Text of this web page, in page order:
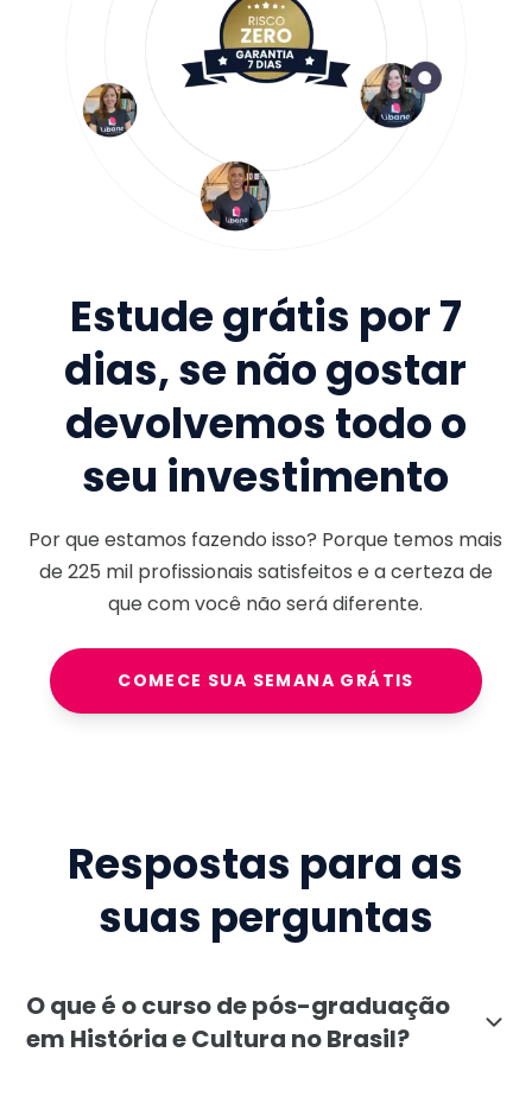
Estude grátis por 7
dias, se não gostar
devolvemos todo o
seu investimento
Por que estamos fazendo isso? Porque temos mais
de225 milprofissionais satisfeitos e a certeza de
que com você não será diferente.
COMECE SUA SEMANA GRÁTIS
Respostas para as
suas perguntas
O que é o curso de pós-graduação
em História e Cultura no Brasil?